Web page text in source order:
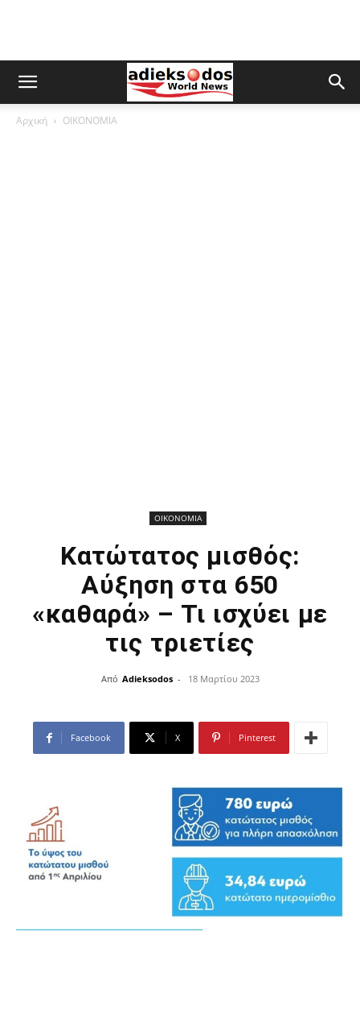
Αρχική ΟΙΚΟΝΟΜΙΑ
ΟΙΚΟΝΟΜΙΑ
Κατώτατος μισθός:
Αύξηση στα 650
«καθαρά» – Τι ισχύει με
τις τριετίες
Από Adieksodos - 18 Μαρτίου 2023
Facebook X Pinterest